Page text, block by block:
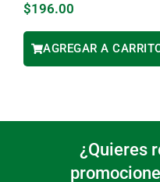
$196.00
AGREGAR A
¿Quieres